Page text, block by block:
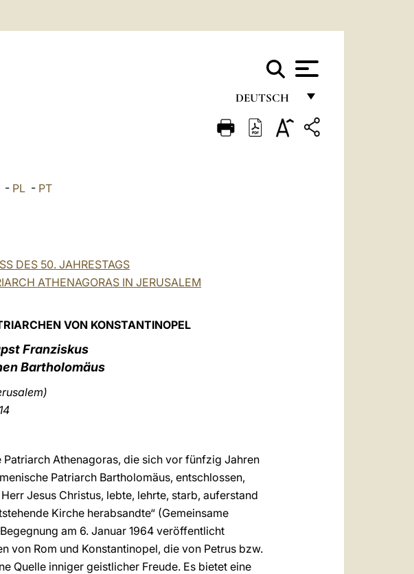
DEUTSCH
FRANÇAIS
- PL - PT
DES 50. JAHRESTAGS
ATHENAGORAS IN JERUSALEM
VON KONSTANTINOPEL
Franziskus
Bartholomäus
Patriarch Athenagoras, die sich vor fünfzig Jahren
Patriarch Bartholomäus, entschlossen,
Jesus Christus, lebte, lehrte, starb, auferstand
Kirche herabsandte“ (Gemeinsame
am 6. Januar 1964 veröffentlicht
von Rom und Konstantinopel, die von Petrus bzw.
Quelle inniger geistlicher Freude. Es bietet eine